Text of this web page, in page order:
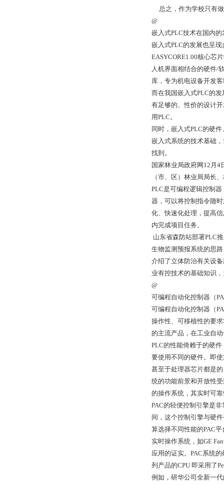
总之，作为学校只有做
@
嵌入式PLC技术在国内的
嵌入式PLC的发展也呈
EASYCORE1.00核心芯
人机界面相结合的硬件/
库，专为机电设备开发
而在我国嵌入式PLC的
有足够的、性价的设计
用PLC。
同时，嵌入式PLC的硬
嵌入式系统的技术基础
找到。
国家林业局政府网12月
（市、区）林业局局长
PLC是可编程逻辑控制
器，可以将控制指令随
化、快速化处理，提高
内完成项目任务。
山东省森防站部署PLC
生物监测预报系统的思
介绍了立体防治有关设
业有控技术的基础知识
@
可编程自动化控制器（
可编程自动化控制器（
操作性、可移植性的要
的主流产品，在工业自
PLC的性能倚赖于的硬
要使用不同的硬件。即
甚至于处理器芯片都是
统的功能前景和开放性
的操作系统，其实时可
PAC的轻便控制引擎是
间，这个控制引擎与硬
算选择不同性能的PAC
实时操作系统，如GE
应用的证实。PAC系统
列产品的CPU 即采用了
例如，研华公司全新一